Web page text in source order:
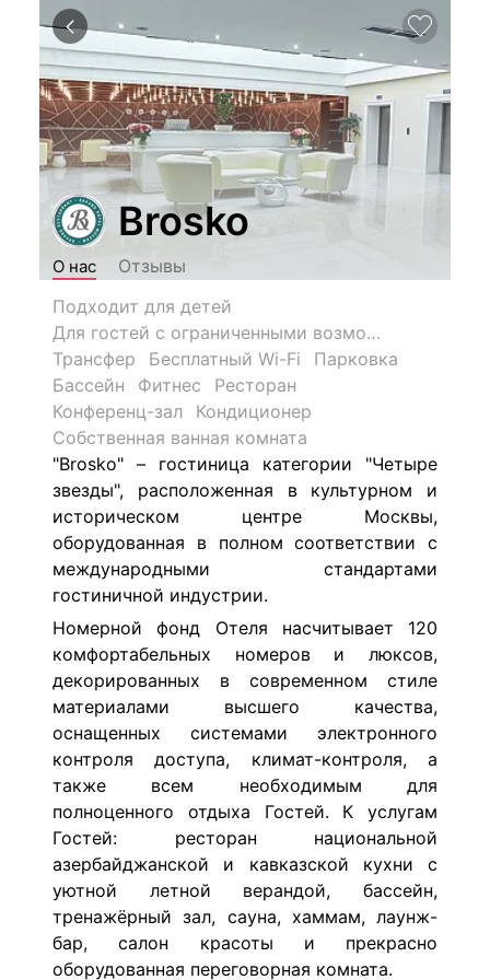
Brosko
О нас
Отзывы
Подходит для детей
Для гостей с ограниченными возможностями
Трансфер
Бесплатный Wi-Fi
Парковка
Бассейн
Фитнес
Ресторан
Конференц-зал
Кондиционер
Собственная ванная комната
"Brosko" – гостиница категории "Четыре
звезды", расположенная в культурном и
историческом центре Москвы,
оборудованная в полном соответствии с
международными стандартами
гостиничной индустрии.
Номерной фонд Отеля насчитывает 120
комфортабельных номеров и люксов,
декорированных в современном стиле
материалами высшего качества,
оснащенных системами электронного
контроля доступа, климат-контроля, а
также всем необходимым для
полноценного отдыха Гостей. К услугам
Гостей: ресторан национальной
азербайджанской и кавказской кухни с
уютной летной верандой, бассейн,
тренажёрный зал, сауна, хаммам, лаунж-
бар, салон красоты и прекрасно
оборудованная переговорная комната.